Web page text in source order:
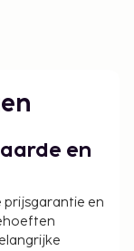
en
prijsgarantie en